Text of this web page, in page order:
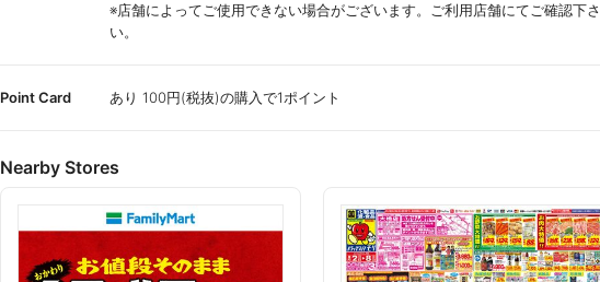
※店舗によってご使用できない場合がございます。ご利用店舗にてご確認下さ
い。
Point Card あり 100円(税抜)の購入で1ポイント
Nearby Stores